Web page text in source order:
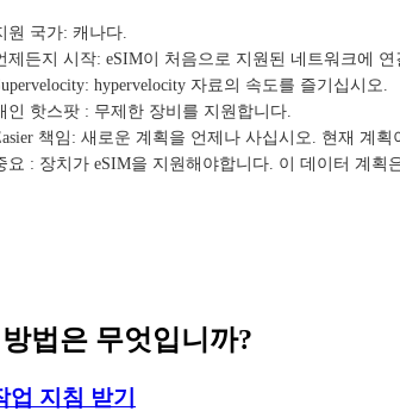
원 국가: 캐나다.
제든지 시작: eSIM이 처음으로 지원된 네트워크에
hypervelocity 자료의 속도를 즐기십시오.
인 핫스팟 : 무제한 장비를 지원합니다.
책임: 새로운 계획을 언제나 사십시오. 현재 계
요 : 장치가 eSIM을 지원해야합니다. 이 데이터 계
법은 무엇입니까?
업 지침 받기